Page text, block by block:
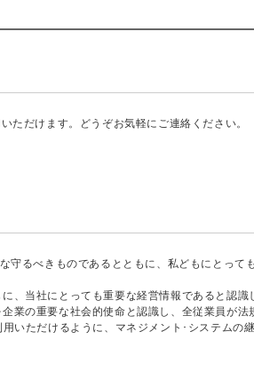
ただけます。どうぞお気軽にご連絡ください。
るべきものであるとともに、私どもにとって
、当社にとっても重要な経営情報であると認識
業の重要な社会的使命と認識し、全従業員が
いただけるように、マネジメント･システムの